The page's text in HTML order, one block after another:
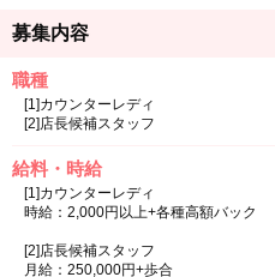
募集内容
職種
[1]カウンターレディ
[2]店長候補スタッフ
給料・時給
[1]カウンターレディ
時給：2,000円以上+各種高額バック
[2]店長候補スタッフ
月給：250,000円+歩合